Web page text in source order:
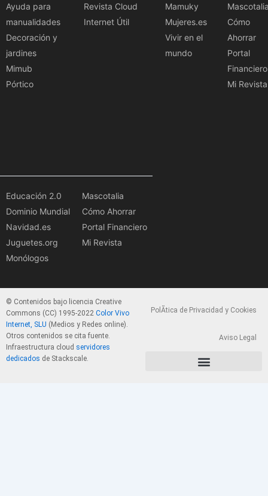
Ayuda para
manualidades
Decoración y
jardines
Mimub
Pórtico
Revista Cloud
Internet Útil
Mamuky
Mujeres.es
Vivir en el
mundo
Cómo
Ahorrar
Portal
Financiero
Mi Revista
Educación 2.0
Dominio Mundial
Navidad.es
Juguetes.org
Monólogos
Mascotalia
Cómo Ahorrar
Portal Financiero
Mi Revista
© Contenidos bajo licencia Creative
Commons (CC) 1995-2022 Color Vivo
Internet, SLU (Medios y Redes online).
Otros contenidos se cita fuente.
Infraestructura cloud servidores
dedicados de Stackscale.
PolÃ­tica de Privacidad y Cookies
Aviso Legal